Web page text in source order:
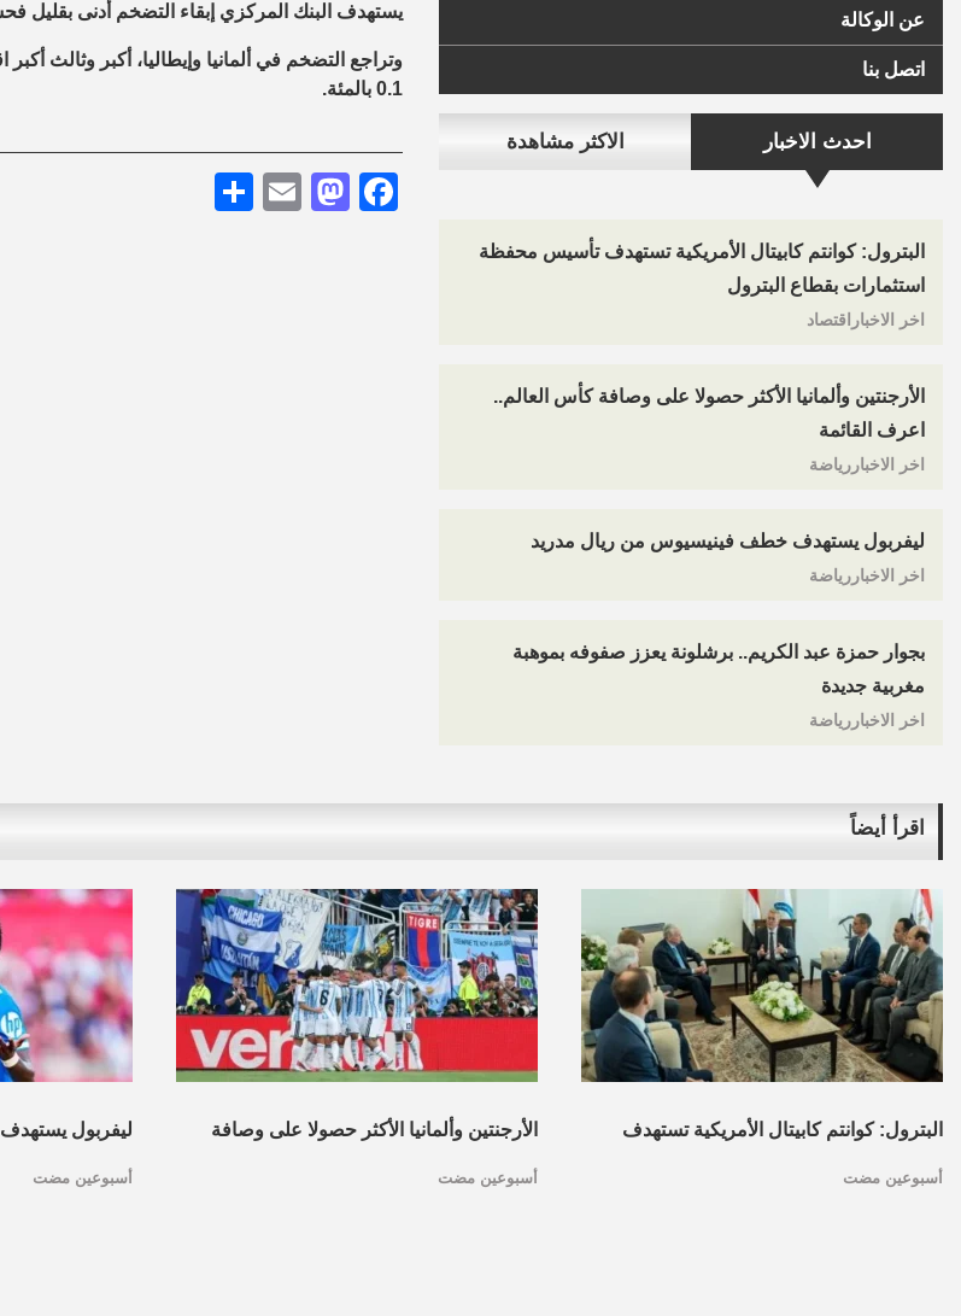
عن الوكالة
اتصل بنا
احدث الاخبار الاكثر مشاهدة
البترول: كوانتم كابيتال الأمريكية تستهدف تأسيس محفظة
استثمارات بقطاع البترول
اخر الاخباراقتصاد
الأرجنتين وألمانيا الأكثر حصولا على وصافة كأس العالم..
اعرف القائمة
اخر الاخباررياضة
ليفربول يستهدف خطف فينيسيوس من ريال مدريد
اخر الاخباررياضة
بجوار حمزة عبد الكريم.. برشلونة يعزز صفوفه بموهبة
مغربية جديدة
اخر الاخباررياضة
يستهدف البنك المركزي إبقاء التضخم أدنى بقليل
وتراجع التضخم في ألمانيا وإيطاليا، أكبر وثالث
0.1 بالمئة.
Facebook
Mastodon
Email
اقرأ أيضاً
البترول: كوانتم كابيتال الأمريكية تستهدف
أسبوعين مضت
الأرجنتين وألمانيا الأكثر حصولا على وصافة
أسبوعين مضت
ليفربول
أسبوعين مضت